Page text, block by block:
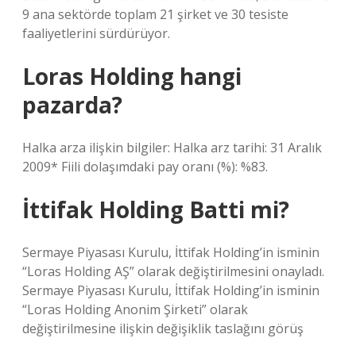
9 ana sektörde toplam 21 şirket ve 30 tesiste
faaliyetlerini sürdürüyor.
Loras Holding hangi
pazarda?
Halka arza ilişkin bilgiler: Halka arz tarihi: 31 Aralık
2009* Fiili dolaşımdaki pay oranı (%): %83.
İttifak Holding Batti mi?
Sermaye Piyasası Kurulu, İttifak Holding’in isminin
“Loras Holding AŞ” olarak değiştirilmesini onayladı.
Sermaye Piyasası Kurulu, İttifak Holding’in isminin
“Loras Holding Anonim Şirketi” olarak
değiştirilmesine ilişkin değişiklik taslağını görüş